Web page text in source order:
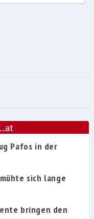
Pafos in der
sich lange
bringen den